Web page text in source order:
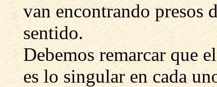
van encontrando presos
sentido.
Debemos remarcar que
es lo singular en cada